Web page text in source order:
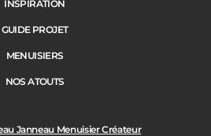
Janneau Menuisier Créateur
INSPIRATION
GUIDE PROJET
MENUISIERS
NOS ATOUTS